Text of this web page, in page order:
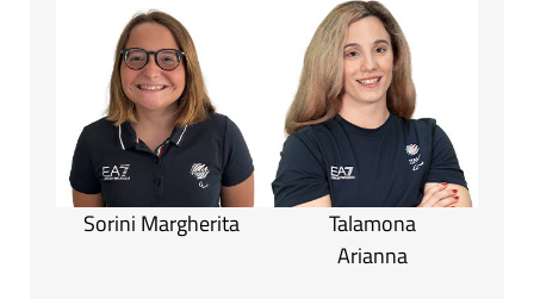
Sorini Margherita
Talamona
Arianna